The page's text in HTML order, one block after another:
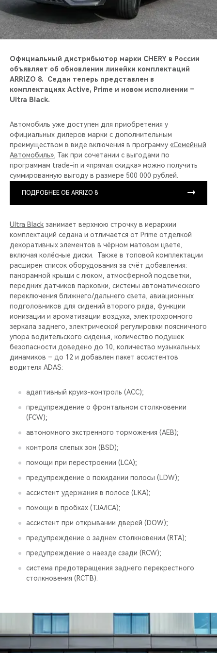
CHERY И СПОРТ
ВИДЕООБЗОРЫ
CHERY ДЛЯ ДЕТЕЙ
Официальный дистрибьютор марки CHERY в России
объявляет об обновлении линейки комплектаций
ARRIZO 8. Седан теперь представлен в
комплектациях Active, Prime и новом исполнении –
Ultra Black.
Автомобиль уже доступен для приобретения у
официальных дилеров марки с дополнительным
преимуществом в виде включения в программу «Семейный
Автомобиль». Так при сочетании с выгодами по
программам trade-in и «прямая скидка» можно получить
суммированную выгоду в размере 500 000 рублей.
ПОДРОБНЕЕ ОБ ARRIZO 8
Ultra Black занимает верхнюю строчку в иерархии
комплектаций седана и отличается от Prime отделкой
декоративных элементов в чёрном матовом цвете,
включая колёсные диски. Также в топовой комплектации
расширен список оборудования за счёт добавления:
панорамной крыши c люком, атмосферной подсветки,
передних датчиков парковки, системы автоматического
переключения ближнего/дальнего света, авиационных
подголовников для сидений второго ряда, функции
ионизации и ароматизации воздуха, электрохромного
зеркала заднего, электрической регулировки поясничного
упора водительского сиденья, количество подушек
безопасности доведено до 10, количество музыкальных
динамиков – до 12 и добавлен пакет ассистентов
водителя ADAS:
адаптивный круиз-контроль (ACC);
предупреждение о фронтальном столкновении
(FCW);
автономного экстренного торможения (AEB);
контроля слепых зон (BSD);
помощи при перестроении (LCA);
предупреждение о покидании полосы (LDW);
ассистент удержания в полосе (LKA);
помощи в пробках (TJA/ICA);
ассистент при открывании дверей (DOW);
предупреждение о заднем столкновении (RTA);
предупреждение о наезде сзади (RCW);
система предотвращения заднего перекрестного
столкновения (RCTB).